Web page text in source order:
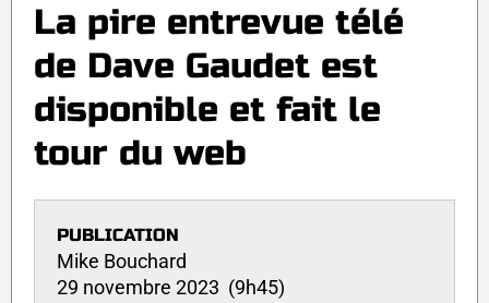
La pire entrevue télé
de Dave Gaudet est
disponible et fait le
tour du web
PUBLICATION
Mike Bouchard
29 novembre 2023 (9h45)